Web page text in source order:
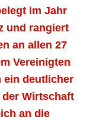
im Jahr
und rangiert
an allen 27
Vereinigten
ein deutlicher
Wirtschaft
an die